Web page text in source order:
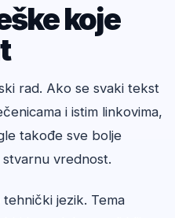
koje
rad. Ako se svaki tekst
i istim linkovima,
takođe sve bolje
stvarnu vrednost.
jezik. Tema